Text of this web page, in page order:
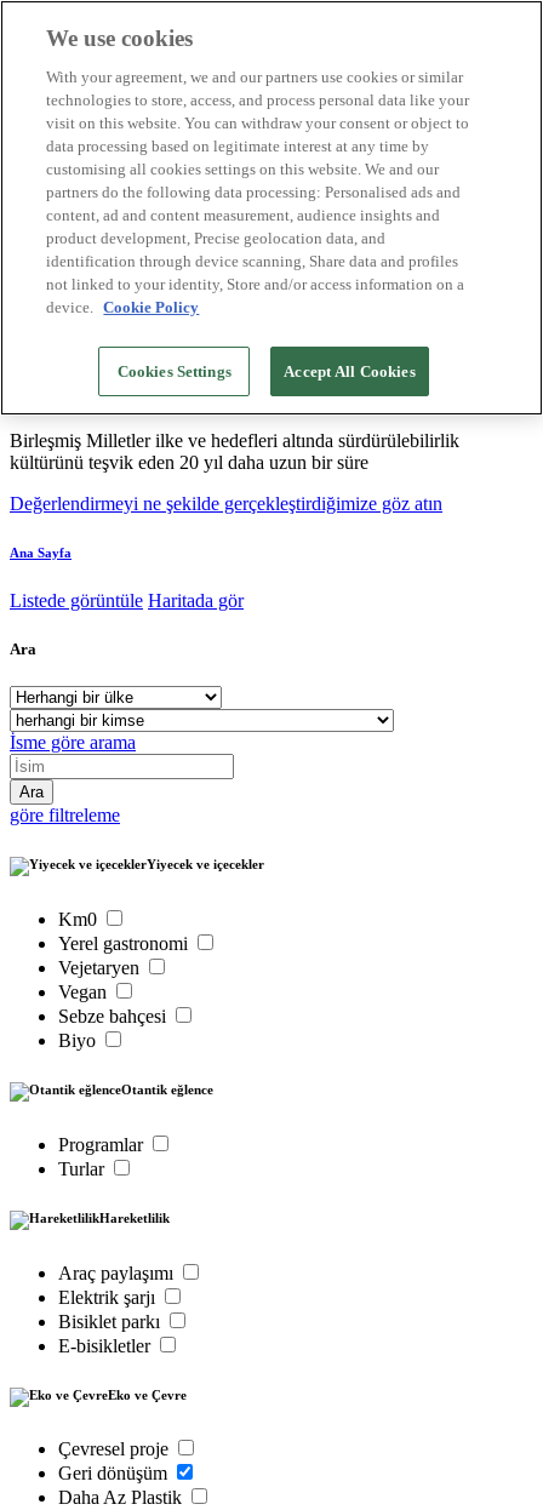
Biosphere Şirketlerini
Değerlendirmeyi nasıl yapıyoruz
Biz kimiz
TR
English
Español
Português
Français
Català
Deutsch
Sürdürülebilir modeller oluşturuyor ve iyi
uygulamaları tasdikliyoruz
Birleşmiş Milletler ilke ve hedefleri altında sürdürülebilirlik
kültürünü teşvik eden 20 yıl daha uzun bir süre
Değerlendirmeyi ne şekilde gerçekleştirdiğimize göz atın
Ana Sayfa
Listede görüntüle Haritada gör
Ara
İsme göre arama
göre filtreleme
Yiyecek ve içecekler
Km0
Yerel gastronomi
Vejetaryen
Vegan
Sebze bahçesi
Biyo
Otantik eğlence
Programlar
Turlar
Hareketlilik
Araç paylaşımı
Elektrik şarjı
Bisiklet parkı
E-bisikletler
Eko ve Çevre
Çevresel proje
Geri dönüşüm
Daha Az Plastik
We use cookies
With your agreement, we and our partners use cookies or similar
technologies to store, access, and process personal data like your
visit on this website. You can withdraw your consent or object to
data processing based on legitimate interest at any time by
customising all cookies settings on this website. We and our
partners do the following data processing: Personalised ads and
content, ad and content measurement, audience insights and
product development, Precise geolocation data, and
identification through device scanning, Share data and profiles
not linked to your identity, Store and/or access information on a
device. Cookie Policy
Cookies Settings Accept All Cookies